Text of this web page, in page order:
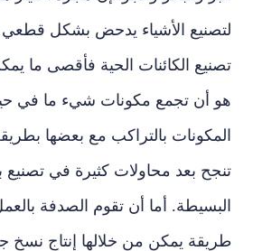
لتصنيع الأشياء يدحض بشكل
تصنيع الكائنات الحية فأقصى ما
هو أن تجمع مكونات شيء ما في
المكونات بالتراكب مع بعضها
تنجح بعد محاولات كثيرة في تصنيع
البسيطة. أما أن تقوم الصدفة
طريقة يمكن من خلالها إنتاج نسخ